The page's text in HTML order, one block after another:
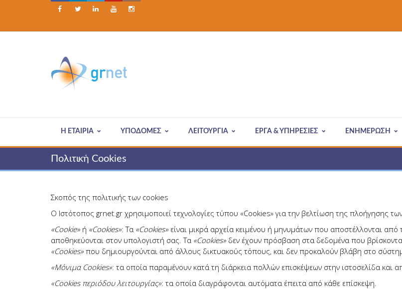
    
Η ΕΤΑΙΡΊΑ ΥΠΟΔΟΜΕΣ ΛΕΙΤΟΥΡΓΙΑ ΈΡΓΑ & ΥΠΗΡΕΣΊΕΣ ΕΝΗΜΕΡΩΣΗ
Πολιτική Cookies
Σκοπός της πολιτικής των cookies
Ο Ιστότοπος grnet.gr χρησιμοποιεί τεχνολογίες τύπου «Cookies» για την βελτίωση της πλοήγησης
«Cookie» ή «Cookies»: Τα «Cookies» είναι μικρά αρχεία κειμένου ή μηνυμάτων που αποστέλλονται
αποθηκεύονται στον υπολογιστή σας. Τα «Cookies» δεν έχουν πρόσβαση στα δεδομένα που
«Cookies» που δημιουργούνται από άλλους δικτυακούς τόπους, και δεν προκαλούν βλάβη στο
«Μόνιμα Cookies»: τα οποία παραμένουν κατά τη διάρκεια πολλών επισκέψεων στην ιστοσελίδα και
«Cookiesπεριόδου λειτουργίας»: τα οποία διαγράφονται αυτόματα έπειτα από κάθε επίσκεψη.